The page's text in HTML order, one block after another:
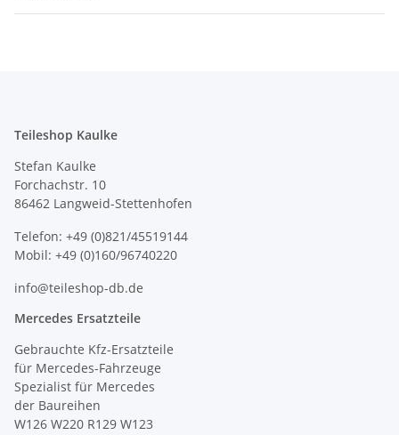
Teileshop Kaulke
Stefan Kaulke
Forchachstr. 10
86462 Langweid-Stettenhofen
Telefon: +49 (0)821/45519144
Mobil: +49 (0)160/96740220
info@teileshop-db.de
Mercedes Ersatzteile
Gebrauchte Kfz-Ersatzteile
für Mercedes-Fahrzeuge
Spezialist für Mercedes
der Baureihen
W126 W220 R129 W123